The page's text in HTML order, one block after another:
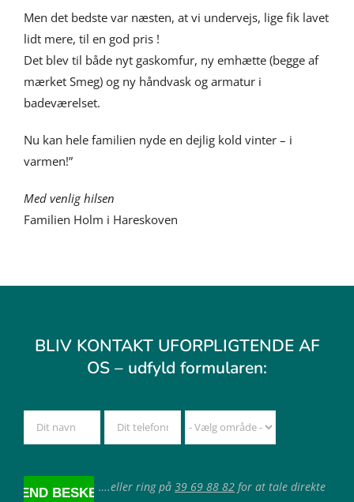
Men det bedste var næsten, at vi undervejs, lige fik lavet
lidt mere, til en god pris !
Det blev til både nyt gaskomfur, ny emhætte (begge af
mærket Smeg) og ny håndvask og armatur i
badeværelset.
Nu kan hele familien nyde en dejlig kold vinter – i
varmen!”
Med venlig hilsen
Familien Holm i Hareskoven
BLIV KONTAKT UFORPLIGTENDE AF
OS – udfyld formularen:
….eller ring på39 69 88 82 for at tale direkte